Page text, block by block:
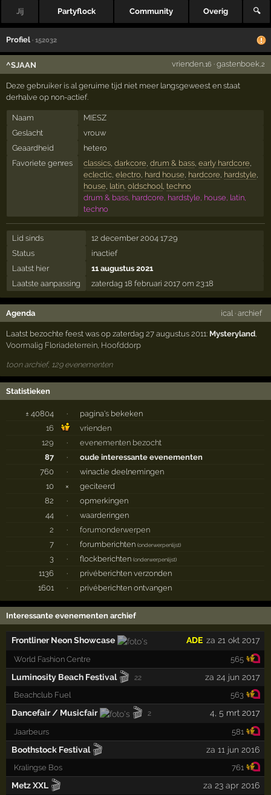
Jij Partyflock Community Overig 🔍
Profiel · 152032
^SJAAN vrienden,16 · gastenboek ,2
Deze gebruiker is al geruime tijd niet meer langsgeweest en staat
derhalve op non-actief.
Naam
MIESZ
Geslacht
vrouw
Geaardheid
hetero
Favoriete genres
classics, darkcore drum & bass, early hardcore
eclectic, electro, hard house hardcore hardstyle
house latin, oldschool techno
drum & bass, hardcore, hardstyle, house, latin,
techno
Lid sinds
12 december 2004 17:29
Status
inactief
Laatst hier
11 augustus 2021
Laatste aanpassing
zaterdag 18 februari 2017 om 23:18
Agenda ical · archief
Laatst bezochte feest was op zaterdag 27 augustus 2011: Mysteryland,
Voormalig Floriadeterrein, Hoofddorp
toon archief, 129 evenementen
Statistieken
± 40804 ·
pagina's bekeken
16
vrienden
129
·
evenementen bezocht
87
·
oude interessante evenementen
760
·
winactie deelnemingen
10
×
geciteerd
82
·
opmerkingen
44
·
waarderingen
2
·
forumonderwerpen
7
· forumberichten(onderwerpenlijst)
3 · flockberichten(onderwerpenlijst)
1136 ·
privéberichten verzonden
1601
· privéberichten ontvangen
Interessante evenementen archief
Frontliner Neon Showcase za 21 okt 2017
ADE
World Fashion Centre 565
Luminosity Beach Festival 🎬 22 za 24 jun 2017
Beachclub Fuel 563
Dancefair / Musicfair 🎬 2 4, 5 mrt 2017
Jaarbeurs 581
Boothstock Festival 🎬 za 11 jun 2016
Kralingse Bos 761
Metz XXL 🎬 za 23 apr 2016